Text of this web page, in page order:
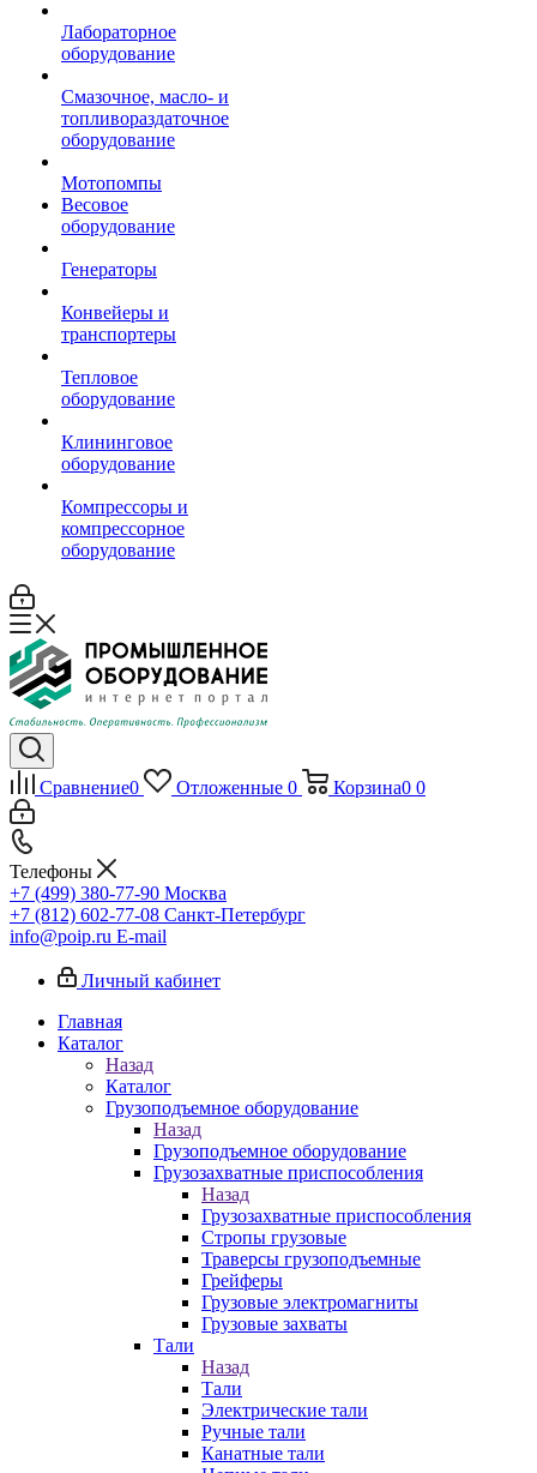
Лабораторное
оборудование
Смазочное, масло- и
топливораздаточное
оборудование
Мотопомпы
Весовое
оборудование
Генераторы
Конвейеры и
транспортеры
Тепловое
оборудование
Клининговое
оборудование
Компрессоры и
компрессорное
оборудование
Сравнение0 Отложенные 0 Корзина0 0
Телефоны
+7 (499) 380-77-90 Москва
+7 (812) 602-77-08 Санкт-Петербург
info@poip.ru E-mail
Личный кабинет
Главная
Каталог
Назад
Каталог
Грузоподъемное оборудование
Назад
Грузоподъемное оборудование
Грузозахватные приспособления
Назад
Грузозахватные приспособления
Стропы грузовые
Траверсы грузоподъемные
Грейферы
Грузовые электромагниты
Грузовые захваты
Тали
Назад
Тали
Электрические тали
Ручные тали
Канатные тали